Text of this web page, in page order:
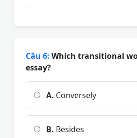
Câu 6: Which transitional
essay?
A. Conversely
B. Besides